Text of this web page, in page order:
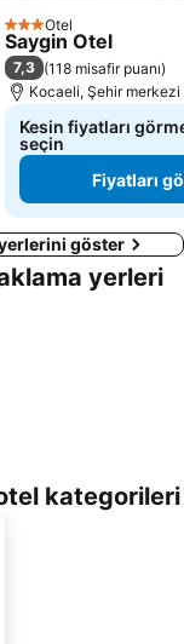
3 Yıldız
Otel
Saygin Otel
7,3 (118 misafir puanı)
Kocaeli, Şehir merkezi
Kesin fiyatları
seçin
Fiyatları
göster
yerleri
kategorileri